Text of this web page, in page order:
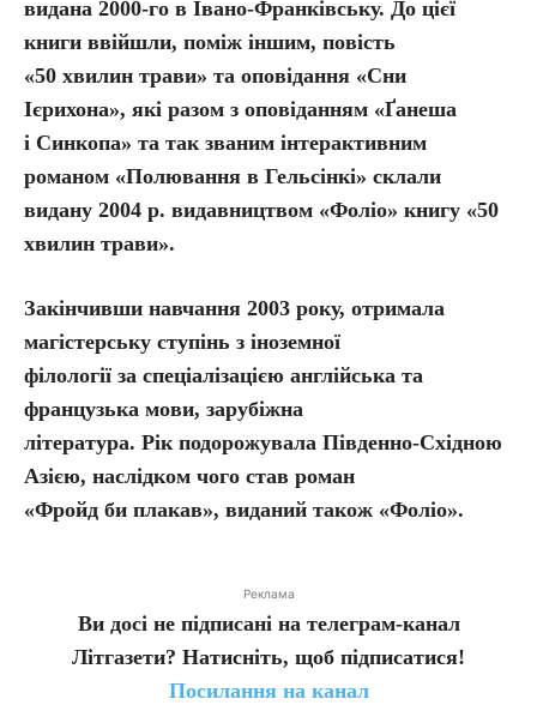
видана 2000-го в Івано-Франківську. До цієї
книги ввійшли, поміж іншим, повість
«50 хвилин трави» та оповідання «Сни
Ієрихона», які разом з оповіданням «Ґанеша
і Синкопа» та так званим інтерактивним
романом «Полювання в Гельсінкі» склали
видану 2004 р. видавництвом «Фоліо» книгу «50
хвилин трави».
Закінчивши навчання 2003 року, отримала
магістерську ступінь з іноземної
філології за спеціалізацією англійська та
французька мови, зарубіжна
література. Рік подорожувала Південно-Східною
Азією, наслідком чого став роман
«Фройд би плакав», виданий також «Фоліо».
Реклама
Ви досі не підписані на телеграм-канал
Літгазети? Натисніть, щоб підписатися!
Посилання на канал